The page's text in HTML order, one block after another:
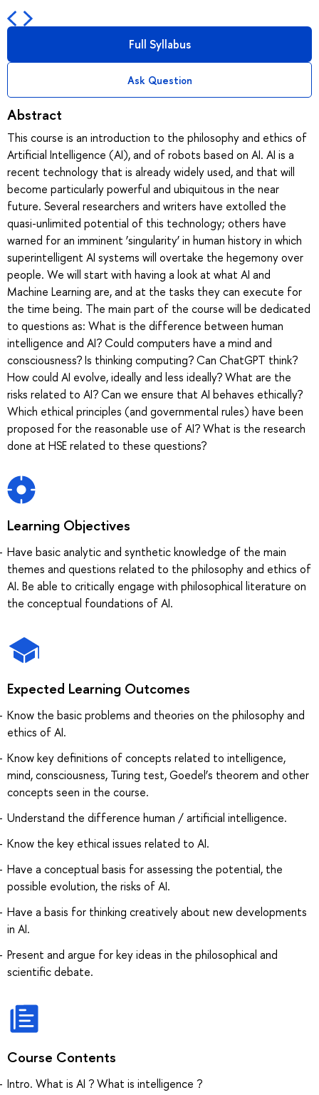
Full Syllabus
Ask Question
Abstract
This course is an introduction to the philosophy and ethics of
Artificial Intelligence (AI), and of robots based on AI. AI is a
recent technology that is already widely used, and that will
become particularly powerful and ubiquitous in the near
future. Several researchers and writers have extolled the
quasi-unlimited potential of this technology; others have
warned for an imminent ‘singularity’ in human history in which
superintelligent AI systems will overtake the hegemony over
people. We will start with having a look at what AI and
Machine Learning are, and at the tasks they can execute for
the time being. The main part of the course will be dedicated
to questions as: What is the difference between human
intelligence and AI? Could computers have a mind and
consciousness? Is thinking computing? Can ChatGPT think?
How could AI evolve, ideally and less ideally? What are the
risks related to AI? Can we ensure that AI behaves ethically?
Which ethical principles (and governmental rules) have been
proposed for the reasonable use of AI? What is the research
done at HSE related to these questions?
Learning Objectives
Have basic analytic and synthetic knowledge of the main
themes and questions related to the philosophy and ethics of
AI. Be able to critically engage with philosophical literature on
the conceptual foundations of AI.
Expected Learning Outcomes
Know the basic problems and theories on the philosophy and
ethics of AI.
Know key definitions of concepts related to intelligence,
mind, consciousness, Turing test, Goedel’s theorem and other
concepts seen in the course.
Understand the difference human / artificial intelligence.
Know the key ethical issues related to AI.
Have a conceptual basis for assessing the potential, the
possible evolution, the risks of AI.
Have a basis for thinking creatively about new developments
in AI.
Present and argue for key ideas in the philosophical and
scientific debate.
Course Contents
Intro. What is AI ? What is intelligence ?